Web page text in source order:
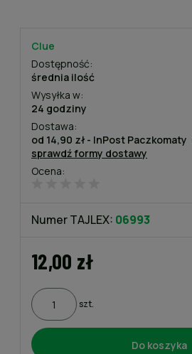
Ocena:
Clue
Dostępność:
średnia ilość
Wysyłka w:
24 godziny
Dostawa:
od 14,90 zł - InPost Paczkomaty
Cena nie zawiera ewentualnych
sprawdź formy dostawy
Numer TAJLEX: 06993
12,00 zł
szt.
Do koszyka